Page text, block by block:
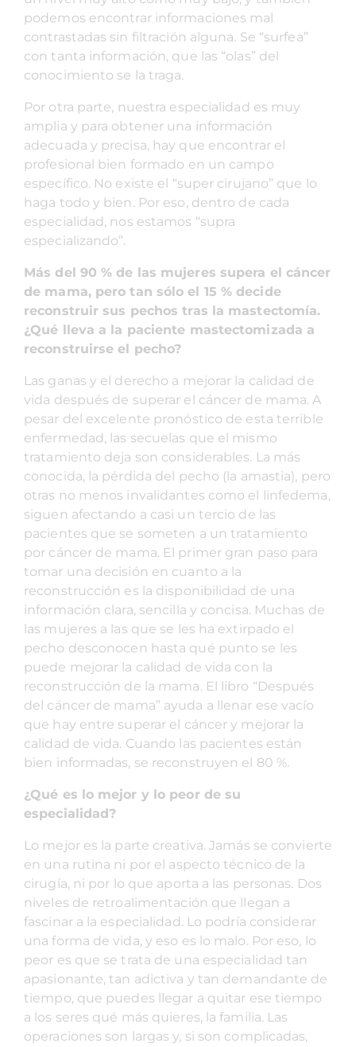
podemos encontrar informaciones mal
contrastadas sin filtración alguna. Se “surfea”
con tanta información, que las “olas” del
conocimiento se la traga.
Por otra parte, nuestra especialidad es muy
amplia y para obtener una información
adecuada y precisa, hay que encontrar el
profesional bien formado en un campo
específico. No existe el “super cirujano” que lo
haga todo y bien. Por eso, dentro de cada
especialidad, nos estamos “supra
especializando”.
Más del 90 % de las mujeres supera el cáncer
de mama, pero tan sólo el 15 % decide
reconstruir sus pechos tras la mastectomía.
¿Qué lleva a la paciente mastectomizada a
reconstruirse el pecho?
Las ganas y el derecho a mejorar la calidad de
vida después de superar el cáncer de mama. A
pesar del excelente pronóstico de esta terrible
enfermedad, las secuelas que el mismo
tratamiento deja son considerables. La más
conocida, la pérdida del pecho (la amastia), pero
otras no menos invalidantes como el linfedema,
siguen afectando a casi un tercio de las
pacientes que se someten a un tratamiento
por cáncer de mama. El primer gran paso para
tomar una decisión en cuanto a la
reconstrucción es la disponibilidad de una
información clara, sencilla y concisa. Muchas de
las mujeres a las que se les ha extirpado el
pecho desconocen hasta qué punto se les
puede mejorar la calidad de vida con la
reconstrucción de la mama. El libro “Después
del cáncer de mama” ayuda a llenar ese vacío
que hay entre superar el cáncer y mejorar la
calidad de vida. Cuando las pacientes están
bien informadas, se reconstruyen el 80 %.
¿Qué es lo mejor y lo peor de su
especialidad?
Lo mejor es la parte creativa. Jamás se convierte
en una rutina ni por el aspecto técnico de la
cirugía, ni por lo que aporta a las personas. Dos
niveles de retroalimentación que llegan a
fascinar a la especialidad. Lo podría considerar
una forma de vida, y eso es lo malo. Por eso, lo
peor es que se trata de una especialidad tan
apasionante, tan adictiva y tan demandante de
tiempo, que puedes llegar a quitar ese tiempo
a los seres qué más quieres, la familia. Las
operaciones son largas y, si son complicadas,